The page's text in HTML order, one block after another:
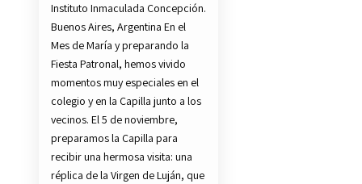
Instituto Inmaculada Concepción.
Buenos Aires, Argentina En el
Mes de María y preparando la
Fiesta Patronal, hemos vivido
momentos muy especiales en el
colegio y en la Capilla junto a los
vecinos. El 5 de noviembre,
preparamos la Capilla para
recibir una hermosa visita: una
réplica de la Virgen de Luján, que